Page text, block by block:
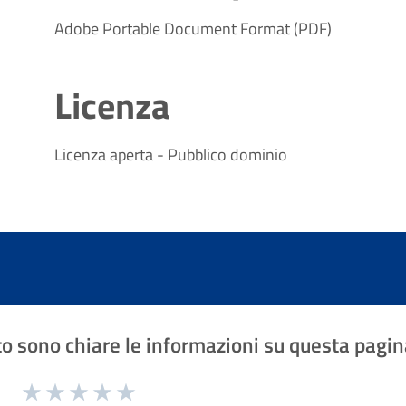
Adobe Portable Document Format (PDF)
Licenza
Licenza aperta - Pubblico dominio
sono chiare le informazioni su questa
1 a 5 stelle la pagina